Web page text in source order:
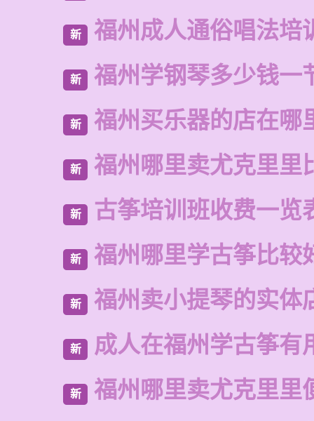
新 福州成人通俗唱法培
新 福州学钢琴多少钱一
新 福州买乐器的店在哪
新 福州哪里卖尤克里里
新 古筝培训班收费一览
新 福州哪里学古筝比较
新 福州卖小提琴的实体
新 成人在福州学古筝有
新 福州哪里卖尤克里里